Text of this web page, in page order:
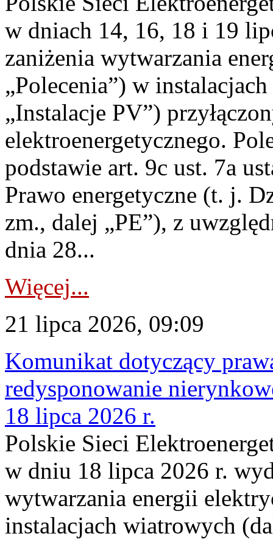
w dniach 14, 16, 18 i 19
zaniżenia wytwarzania
„Polecenia”) w
„Instalacje PV”)
elektroenergetycznego.
podstawie art. 9c ust. 7a
Prawo energetyczne (t. j.
zm., dalej „PE”), z
dnia 28...
Więcej...
21 lipca 2026, 09:09
Komunikat dotyczący
redysponowanie
18 lipca 2026 r.
Polskie Sieci
w dniu 18 lipca 2026 r.
wytwarzania energii
instalacjach wiatrowych